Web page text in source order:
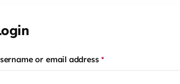
or email address*